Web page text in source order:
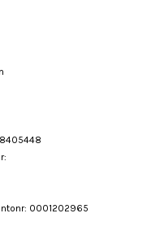
:
0001202965